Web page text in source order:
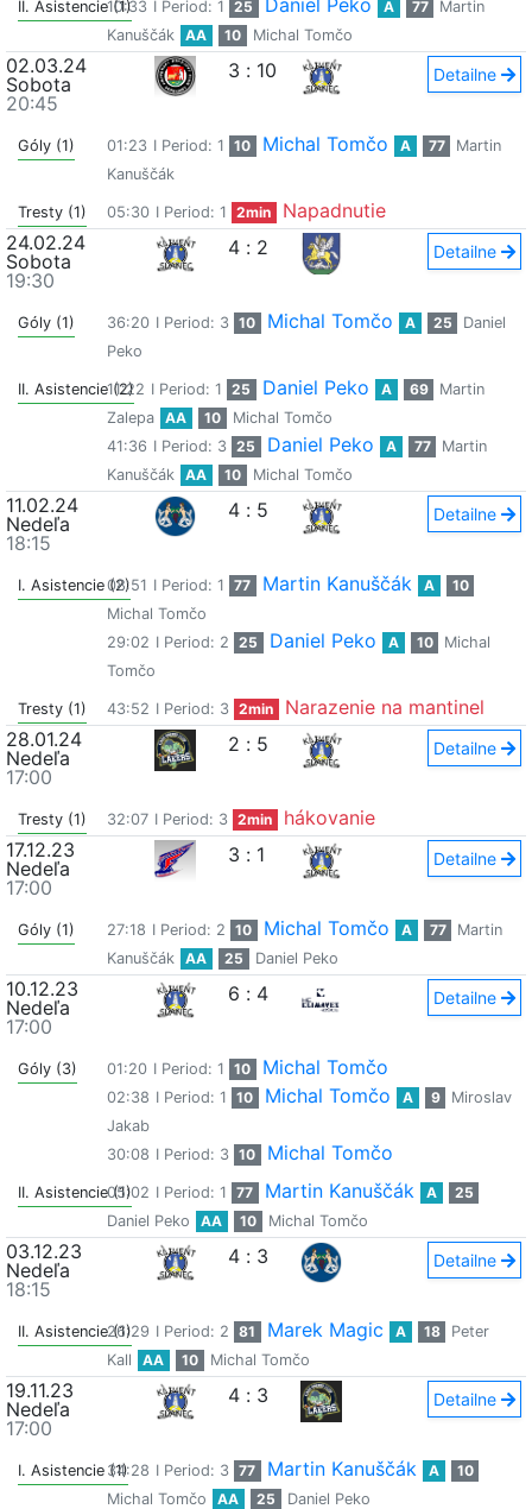
II. Asistencie (1)
10:33 I Period: 1 25 Daniel Peko A 77
Martin
Kanuščák
AA 10 Michal Tomčo
02.03.24
Sobota
20:45
3 : 10 Detailne
Góly (1) 01:23 I Period: 1 10 Michal Tomčo A 77
Martin
Kanuščák
Tresty (1) 05:30 I Period: 1 2min
Napadnutie
24.02.24
Sobota
19:30
4 : 2 Detailne
Góly (1) 36:20 I Period: 3 10 Michal Tomčo A 25
Daniel
Peko
II. Asistencie (2)
11:22 I Period: 1 25 Daniel Peko A 69
Martin
Zalepa
AA 10
Michal Tomčo
41:36 I Period: 3 25 Daniel Peko A 77
Martin
Kanuščák
AA 10 Michal Tomčo
11.02.24
Nedeľa
18:15
4 : 5 Detailne
I. Asistencie (2)
08:51 I Period: 1 77 Martin Kanuščák A
10
Michal Tomčo
29:02 I Period: 2 25 Daniel Peko A 10
Michal
Tomčo
Tresty (1) 43:52 I Period: 3 2min
Narazenie na mantinel
28.01.24
Nedeľa
17:00
2 : 5 Detailne
Tresty (1) 32:07 I Period: 3 2min
hákovanie
17.12.23
Nedeľa
17:00
3 : 1 Detailne
Góly (1) 27:18 I Period: 2 10 Michal Tomčo A 77
Martin
Kanuščák
AA 25 Daniel Peko
10.12.23
Nedeľa
17:00
6 : 4 Detailne
Góly (3) 01:20 I Period: 1 10 Michal Tomčo
02:38 I Period: 1 10 Michal Tomčo A 9
Miroslav
Jakab
30:08 I Period: 3 10 Michal Tomčo
II. Asistencie (1)
05:02 I Period: 1 77 Martin Kanuščák A
25
Daniel Peko
AA 10 Michal Tomčo
03.12.23
Nedeľa
18:15
4 : 3 Detailne
II. Asistencie (1)
26:29 I Period: 2 81 Marek Magic A 18
Peter
Kall
AA 10 Michal Tomčo
19.11.23
Nedeľa
17:00
4 : 3 Detailne
I. Asistencie (1)34:28 I Period: 3 77 Martin Kanuščák A
10
Michal Tomčo
AA 25 Daniel Peko